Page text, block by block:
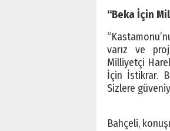
“Beka İçin
varız ve
Milliyetçi
İçin İstikrar.
Sizlere
Bahçeli,